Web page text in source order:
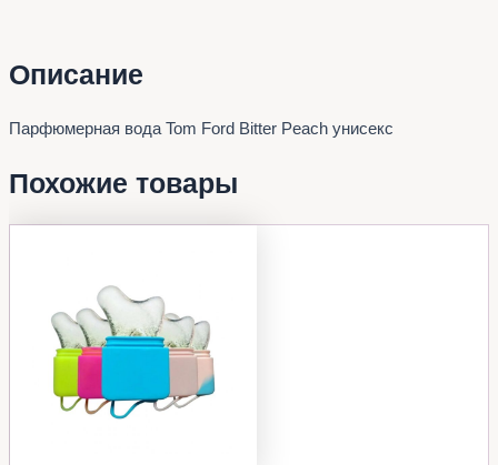
Описание
Парфюмерная вода Tom Ford Bitter Peach унисекс
Похожие товары